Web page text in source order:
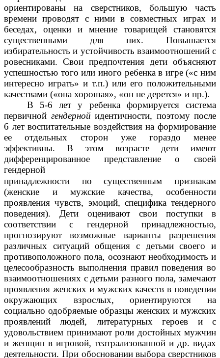
ориентированы на сверстников, большую часть
времени проводят с ними в совместных играх и
беседах, оценки и мнение товарищей становятся
существенными для них. Повышается
избирательность и устойчивость взаимоотношений с
ровесниками. Свои предпочтения дети объясняют
успешностью того или иного ребенка в игре («с ним
интересно играть» и т.п.) или его положительными
качествами («она хорошая», «он не дерется» и пр.).
В 5-6 лет у ребенка формируется система
первичной гендерной идентичности, поэтому после
6 лет воспитательные воздействия на формирование
ее отдельных сторон уже гораздо менее
эффективны. В этом возрасте дети имеют
дифференцированное представление о своей
гендерной
принадлежности по существенным признакам
(женские и мужские качества, особенности
проявления чувств, эмоций, специфика тендерного
поведения). Дети оценивают свои поступки в
соответствии с гендерной принадлежностью,
прогнозируют возможные варианты разрешения
различных ситуаций общения с детьми своего и
противоположного пола, осознают необходимость и
целесообразность выполнения правил поведения во
взаимоотношениях с детьми разного пола, замечают
проявления женских и мужских качеств в поведении
окружающих взрослых, ориентируются на
социально одобряемые образцы женских и мужских
проявлений людей, литературных героев и с
удовольствием принимают роли достойных мужчин
и женщин в игровой, театрализованной и др. видах
деятельности. При обосновании выбора сверстников